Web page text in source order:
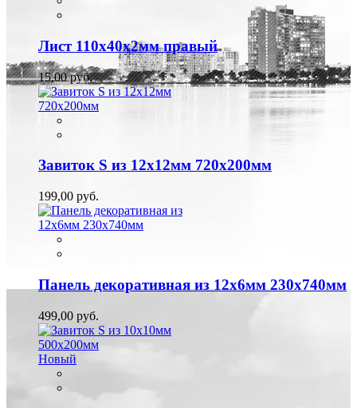
Лист 110х40х2мм правый
15,00 руб.
Завиток S из 12х12мм 720х200мм
199,00 руб.
Панель декоративная из 12х6мм 230х740мм
499,00 руб.
Новый